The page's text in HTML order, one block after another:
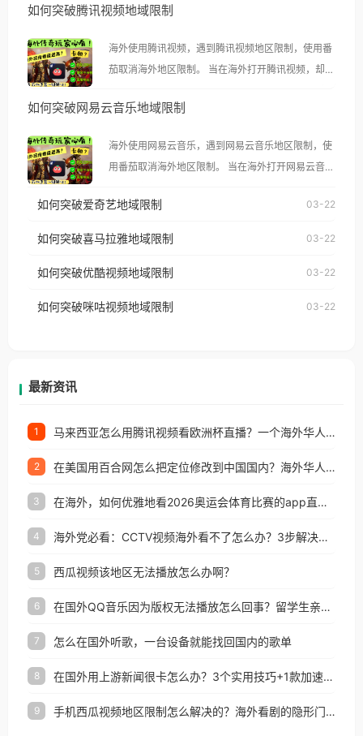
如何突破腾讯视频地域限制
海外使用腾讯视频，遇到腾讯视频地区限制，使用番
茄取消海外地区限制。 当在海外打开腾讯视频，却突
示语。 海外用户如香港、澳门、台湾、美国、加拿
像其他音乐平台一样，出现地区及版权限制问题，且
仅能在中国大陆地区播放。 遇到这个问题的朋友们，
使用番茄回国加速器，即可解决「海外用户收听腾讯
台湾、美国、加拿大、澳大利亚、欧洲等国家和地区
权限制所困扰。
如何突破网易云音乐地域限制
海外使用网易云音乐，遇到网易云音乐地区限制，使
用番茄取消海外地区限制。 当在海外打开网易云音
播放”的提示语。 海外用户如香港、澳门、台湾、美
国、加拿大、澳大利亚、欧洲等国家和地区时，网易
制问题，且仅能在中国大陆地区播放。 遇到这个问题
户收听网易云音乐地区版权限制」的问题，无论人在
如何突破爱奇艺地域限制 03-22
如何突破喜马拉雅地域限制 03-22
如何突破优酷视频地域限制 03-22
如何突破咪咕视频地域限制 03-22
最新资讯
1 马来西亚怎么用腾讯视频看欧洲杯直播？一个海外华人的真实困扰与破解
2 在美国用百合网怎么把定位修改到中国国内？海外华人必备的回国加速指南
3 在海外，如何优雅地看2026奥运会体育比赛的app直播？
4 海外党必看：CCTV视频海外看不了怎么办？3步解决地区限制+追剧自由
5 西瓜视频该地区无法播放怎么办啊？
6 在国外QQ音乐因为版权无法播放怎么回事？留学生亲测有效的解决办法
7 怎么在国外听歌，一台设备就能找回国内的歌单
8 在国外用上游新闻很卡怎么办？3个实用技巧+1款加速器解决海外看国内内容难题
9 手机西瓜视频地区限制怎么解决的？海外看剧的隐形门与钥匙